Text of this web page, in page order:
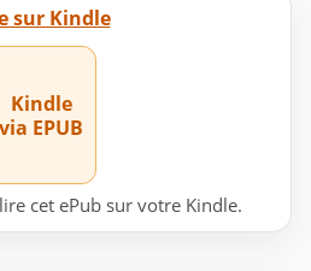
sur Kindle
Kindle
via EPUB
cet ePub sur votre Kindle.